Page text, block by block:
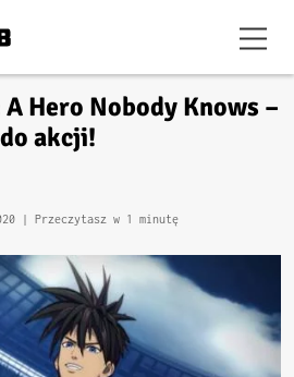
Hero Nobody Knows –
akcji!
| Przeczytasz w 1 minutę